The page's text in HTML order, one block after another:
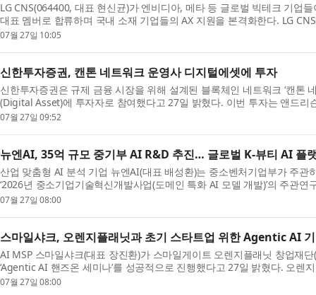
LG CNS(064400, 대표 현신균)가 엔비디아, 메타 등 글로벌 빅테크 기업
대표 멤버로 합류하며 국내 소재 기업들의 AX 지원을 본격화한다. LG
07월 27일 10:05
신한투자증권, 캔톤 네트워크 운영사 디지털에셋에 투자
신한투자증권은 규제 금융 시장을 위해 설계된 블록체인 네트워크 ‘캔톤
(Digital Asset)에 투자자로 참여했다고 27일 밝혔다. 이번 투자는 앤드리
07월 27일 09:52
뉴엔AI, 35억 규모 중기부 AI R&D 추진… 글로벌 K-뷰티 AI 플
산업 맞춤형 AI 분석 기업 뉴엔AI(대표 배성환)는 중소벤처기업부가 주관
‘2026년 중소기업기술혁신개발사업(도메인 특화 AI 모델 개발)’의 주관
07월 27일 08:00
스마일샤크, 오렌지플래닛과 초기 스타트업 위한 Agentic AI
AI MSP 스마일샤크(대표 장진환)가 스마일게이트 오렌지플래닛 창업재
‘Agentic AI 핸즈온 세미나’를 성공적으로 진행했다고 27일 밝혔다. 오렌
07월 27일 08:00